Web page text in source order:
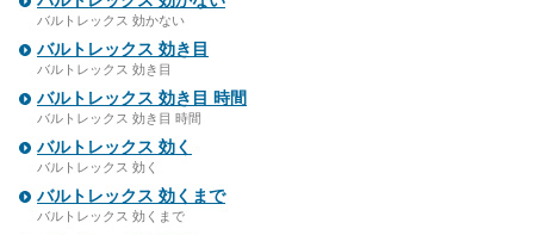
バルトレックス 効かない
バルトレックス 効き目
バルトレックス 効き目
バルトレックス 効き目 時間
バルトレックス 効き目 時間
バルトレックス 効く
バルトレックス 効く
バルトレックス 効くまで
バルトレックス 効くまで